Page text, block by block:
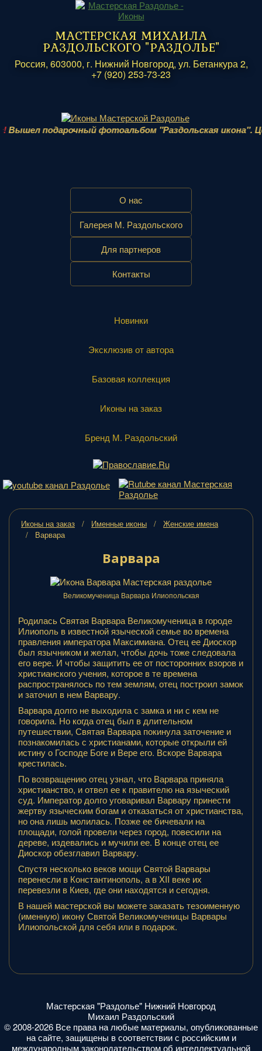
МАСТЕРСКАЯ МИХАИЛА
РАЗДОЛЬСКОГО "РАЗДОЛЬЕ"
Россия, 603000, г. Нижний Новгород, ул. Бетанкура 2,
+7 (920) 253-73-23
Вышел подарочный фотоальбом "Раздольская икона".
О нас
Галерея М. Раздольского
Для партнеров
Контакты
Новинки
Эксклюзив от автора
Базовая коллекция
Иконы на заказ
Бренд М. Раздольский
Иконы на заказ Именные иконы
Женские имена
Варвара
Варвара
Великомученица Варвара Илиопольская
Родилась Святая Варвара Великомученица в городе
Илиополь в известной языческой семье во времена
правления императора Максимиана. Отец ее Диоскор
был язычником и желал, чтобы дочь тоже следовала
его вере. И чтобы защитить ее от посторонних взоров и
христианского учения, которое в те времена
распространялось по тем землям, отец построил замок
и заточил в нем Варвару.
Варвара долго не выходила с замка и ни с кем не
говорила. Но когда отец был в длительном
путешествии, Святая Варвара покинула заточение и
познакомилась с христианами, которые открыли ей
истину о Господе Боге и Вере его. Вскоре Варвара
крестилась.
По возвращению отец узнал, что Варвара приняла
христианство, и отвел ее к правителю на языческий
суд. Император долго уговаривал Варвару принести
жертву языческим богам и отказаться от христианства,
но она лишь молилась. Позже ее бичевали на
площади, голой провели через город, повесили на
дереве, издевались и мучили ее. В конце отец ее
Диоскор обезглавил Варвару.
Спустя несколько веков мощи Святой Варвары
перенесли в Константинополь, а в XII веке их
перевезли в Киев, где они находятся и сегодня.
В нашей мастерской вы можете заказать тезоименную
(именную) икону Святой Великомученицы Варвары
Илиопольской для себя или в подарок.
Мастерская "Раздолье" Нижний Новгород
Михаил Раздольский
© 2008-2026 Все права на любые материалы, опубликованные
на сайте, защищены в соответствии с российским и
международным законодательством об интеллектуальной